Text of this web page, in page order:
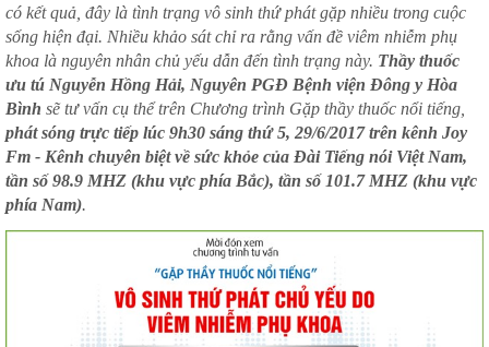
có kết quả, đây là tình trạng vô sinh thứ phát gặp nhiều trong cuộc
sống hiện đại. Nhiều khảo sát chỉ ra rằng vấn đề viêm nhiễm phụ
khoa là nguyên nhân chủ yếu dẫn đến tình trạng này. Thầy thuốc
ưu tú Nguyễn Hồng Hải, Nguyên PGĐ Bệnh viện Đông y Hòa
Bình sẽ tư vấn cụ thể trên Chương trình Gặp thầy thuốc nổi tiếng,
phát sóng trực tiếp lúc 9h30 sáng thứ 5, 29/6/2017 trên kênh Joy
Fm - Kênh chuyên biệt về sức khỏe của Đài Tiếng nói Việt Nam,
tần số 98.9 MHZ (khu vực phía Bắc), tần số 101.7 MHZ (khu vực
phía Nam).